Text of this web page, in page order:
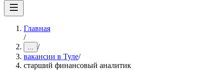
Главная
/
... /
вакансии в Туле/
старший финансовый аналитик